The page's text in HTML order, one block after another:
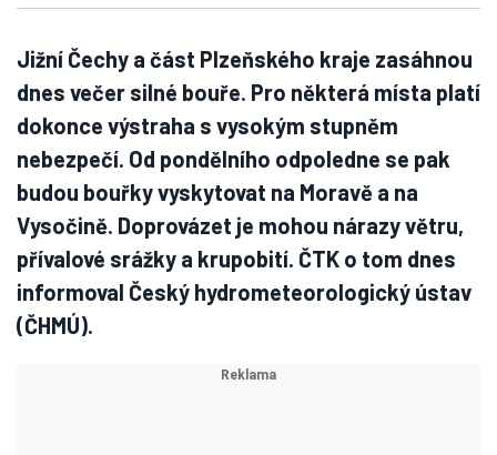
Jižní Čechy a část Plzeňského kraje zasáhnou
dnes večer silné bouře. Pro některá místa platí
dokonce výstraha s vysokým stupněm
nebezpečí. Od pondělního odpoledne se pak
budou bouřky vyskytovat na Moravě a na
Vysočině. Doprovázet je mohou nárazy větru,
přívalové srážky a krupobití. ČTK o tom dnes
informoval Český hydrometeorologický ústav
(ČHMÚ).